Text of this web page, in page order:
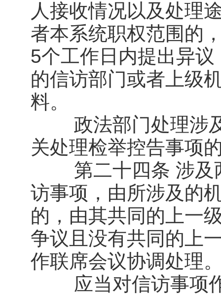
人接收情况以及处理
者本系统职权范围的
5个工作日内提出异
的信访部门或者上级
料。
政法部门处理涉及
关处理检举控告事项
第二十四条 涉及两
访事项，由所涉及的
的，由其共同的上一
争议且没有共同的上
作联席会议协调处理
应当对信访事项作